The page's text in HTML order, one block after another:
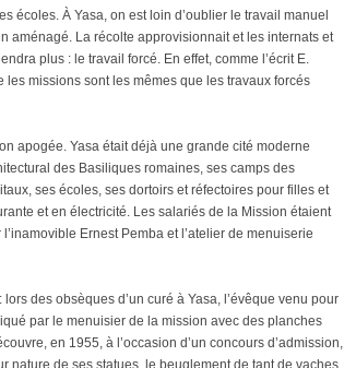
écoles. À Yasa, on est loin d’oublier le travail manuel
aménagé. La récolte approvisionnait et les internats et
plus : le travail forcé. En effet, comme l’écrit E.
missions sont les mêmes que les travaux forcés
apogée. Yasa était déjà une grande cité moderne
des Basiliques romaines, ses camps des
ses écoles, ses dortoirs et réfectoires pour filles et
et en électricité. Les salariés de la Mission étaient
Ernest Pemba et l’atelier de menuiserie
des obsèques d’un curé à Yasa, l’évêque venu pour
par le menuisier de la mission avec des planches
en 1955, à l’occasion d’un concours d’admission,
nature de ses statues, le beuglement de tant de vaches